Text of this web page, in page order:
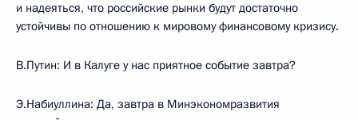
и надеяться, что российские рынки будут достаточно
устойчивы по отношению к мировому финансовому кризису.
В.Путин: И в Калуге у нас приятное событие завтра?
Э.Набиуллина: Да, завтра в Минэкономразвития